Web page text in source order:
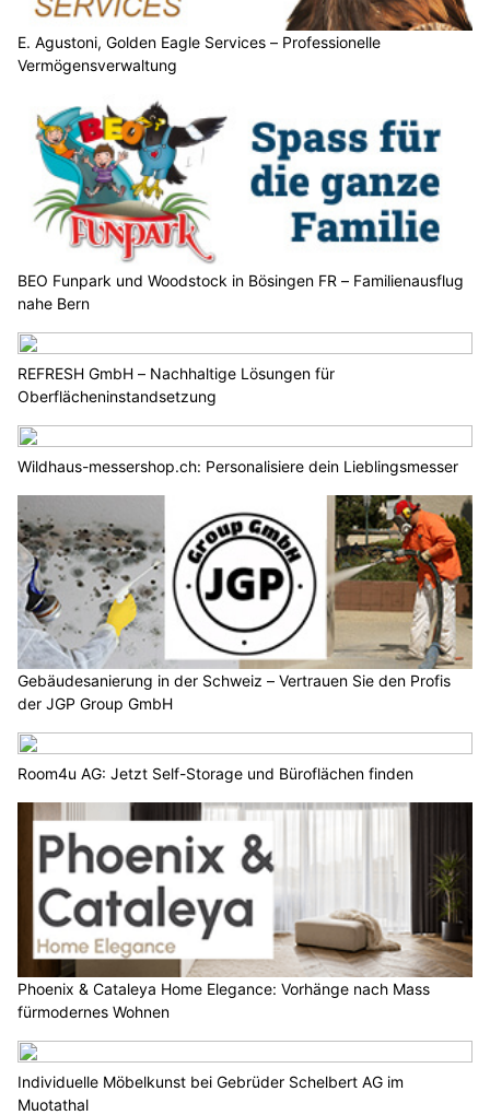
E. Agustoni, Golden Eagle Services – Professionelle
Vermögensverwaltung
BEO Funpark und Woodstock in Bösingen FR – Familienausflug
nahe Bern
REFRESH GmbH – Nachhaltige Lösungen für
Oberflächeninstandsetzung
Wildhaus-messershop.ch: Personalisiere dein Lieblingsmesser
Gebäudesanierung in der Schweiz – Vertrauen Sie den Profis
der JGP Group GmbH
Room4u AG: Jetzt Self-Storage und Büroflächen finden
Phoenix & Cataleya Home Elegance: Vorhänge nach Mass
fürmodernes Wohnen
Individuelle Möbelkunst bei Gebrüder Schelbert AG im
Muotathal